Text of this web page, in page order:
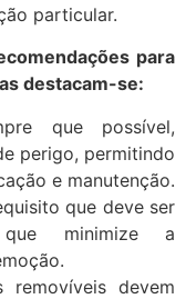
particular.
para
destacam-se:
que possível,
perigo, permitindo
e manutenção.
que deve ser
minimize a
removíveis devem